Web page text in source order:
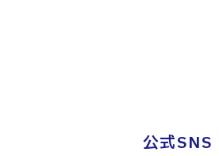
公式SNS